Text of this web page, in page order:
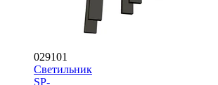
029101
Светильник
SP-